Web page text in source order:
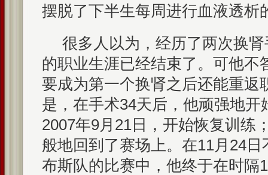
摆脱了下半生每周进行血液透析
很多人以为，经历了两次换
的职业生涯已经结束了。可他不
要成为第一个换肾之后还能重返
是，在手术34天后，他顽强地开
2007年9月21日，开始恢复训练
般地回到了赛场上。在11月24
布斯队的比赛中，他终于在时隔